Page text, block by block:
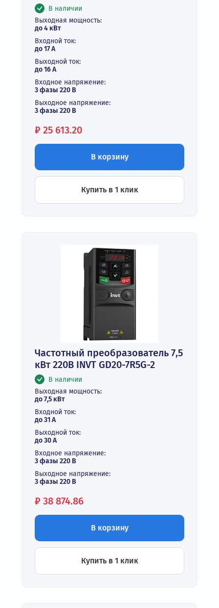
В наличии
Выходная мощность:
до 4 кВт
Входной ток:
до 17 А
Выходной ток:
до 16 А
Входное напряжение:
3 фазы 220 В
Выходное напряжение:
3 фазы 220 В
Цена:
₽ 25 613.20
В корзину
Купить в 1 клик
Частотный преобразователь 7,5
кВт 220В INVT GD20-7R5G-2
В наличии
Выходная мощность:
до 7,5 кВт
Входной ток:
до 31 А
Выходной ток:
до 30 А
Входное напряжение:
3 фазы 220 В
Выходное напряжение:
3 фазы 220 В
Цена:
₽ 38 874.86
В корзину
Купить в 1 клик